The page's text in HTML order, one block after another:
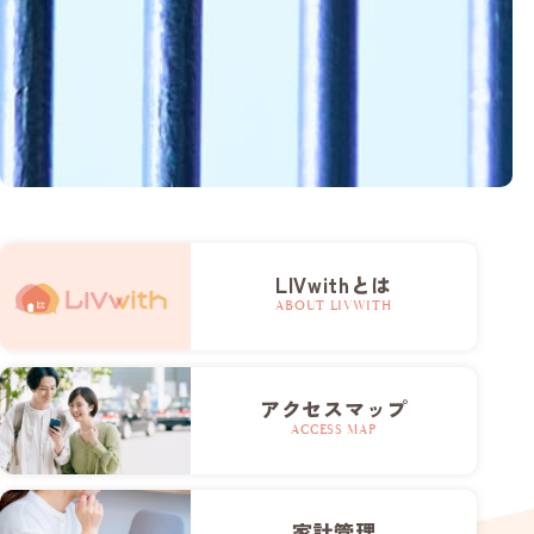
LIVwithとは
ABOUT LIVWITH
アクセスマップ
ACCESS MAP